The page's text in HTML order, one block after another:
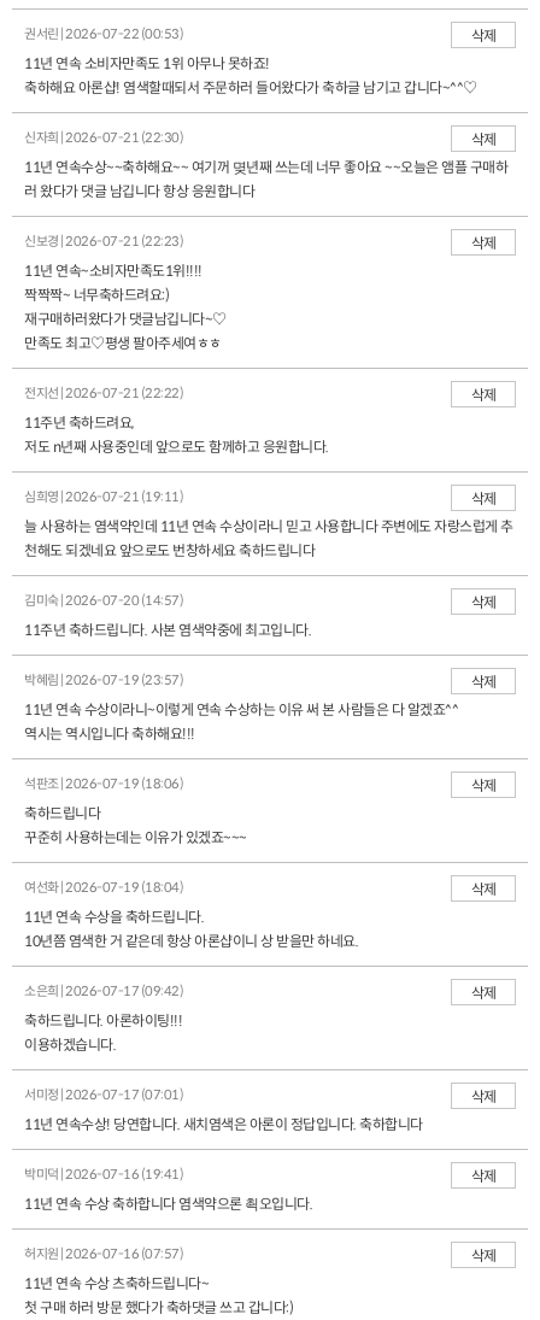
권서린 | 2026-07-22 (00:53)
삭제
11년 연속 소비자만족도 1위 아무나 못하죠!
축하해요 아론샵! 염색할때되서 주문하러 들어왔다가 축하글 남기고 갑니다~^^♡
신자희 | 2026-07-21 (22:30)
삭제
11년 연속수상~~축하해요~~ 여기꺼 몆년째 쓰는데 너무 좋아요 ~~오늘은 앰플 구매하
러 왔다가 댓글 남깁니다 항상 응원합니다
신보경 | 2026-07-21 (22:23)
삭제
11년 연속~소비자만족도1위!!!!
짝짝짝~ 너무축하드려요:)
재구매하러왔다가 댓글남깁니다~♡
만족도 최고♡평생 팔아주세여ㅎㅎ
전지선 | 2026-07-21 (22:22)
삭제
11주년 축하드려요,
저도 n년째 사용중인데 앞으로도 함께하고 응원합니다.
심희영 | 2026-07-21 (19:11)
삭제
늘 사용하는 염색약인데 11년 연속 수상이라니 믿고 사용합니다 주변에도 자랑스럽게 추
천해도 되겠네요 앞으로도 번창하세요 축하드립니다
김미숙 | 2026-07-20 (14:57)
삭제
11주년 축하드립니다. 사본 염색약중에 최고입니다.
박혜림 | 2026-07-19 (23:57)
삭제
11년 연속 수상이라니~이렇게 연속 수상하는 이유 써 본 사람들은 다 알겠죠^^
역시는 역시입니다 축하해요!!!
석판조 | 2026-07-19 (18:06)
삭제
축하드립니다
꾸준히 사용하는데는 이유가 있겠죠~~~
여선화 | 2026-07-19 (18:04)
삭제
11년 연속 수상을 축하드립니다.
10년쯤 염색한 거 같은데 항상 아론샵이니 상 받을만 하네요.
소은희 | 2026-07-17 (09:42)
삭제
축하드립니다. 아론하이팅!!!
이용하겠습니다.
서미정 | 2026-07-17 (07:01)
삭제
11년 연속수상! 당연합니다. 새치염색은 아론이 정답입니다. 축하합니다
박미덕 | 2026-07-16 (19:41)
삭제
11년 연속 수상 축하합니다 염색약으론 쵝오입니다.
허지원 | 2026-07-16 (07:57)
삭제
11년 연속 수상 츠축하드립니다~
첫 구매 하러 방문 했다가 축하댓글 쓰고 갑니다:)